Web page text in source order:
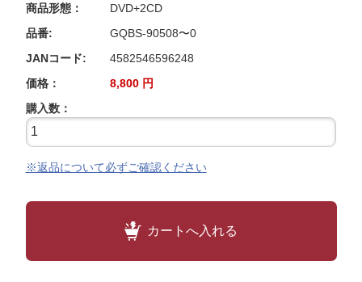
商品形態：
DVD+2CD
品番:
GQBS-90508〜0
JANコード:
4582546596248
価格：
8,800 円
購入数：
※返品について必ずご確認ください
カートへ入れる